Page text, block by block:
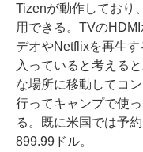
Tizenが動作しており
用できる。TVの
デオやNetflixを再生
入っていると考える
な場所に移動してコ
行ってキャンプで使
る。既に米国では予
899.99ドル。